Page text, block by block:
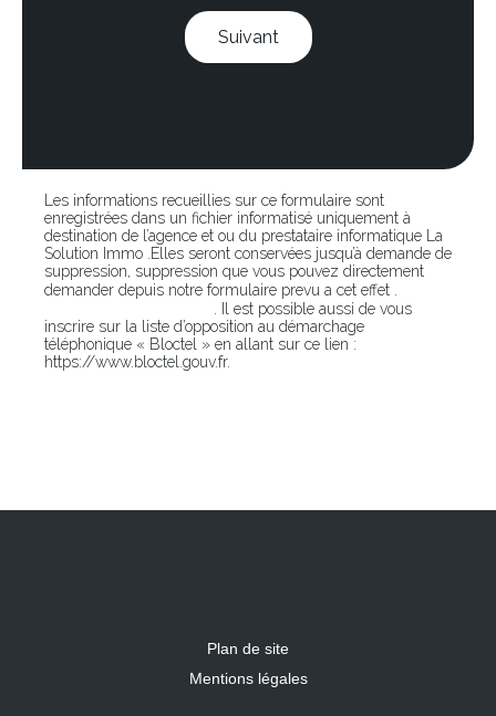
Suivant
Les informations recueillies sur ce formulaire sont
enregistrées dans un fichier informatisé uniquement à
destination de l’agence et ou du prestataire informatique La
Solution Immo .Elles seront conservées jusqu’à demande de
suppression, suppression que vous pouvez directement
demander depuis notre formulaire prevu a cet effet .
. Il est possible aussi de vous
inscrire sur la liste d’opposition au démarchage
téléphonique « Bloctel » en allant sur ce lien :
https://www.bloctel.gouv.fr.
Plan de site
Mentions légales